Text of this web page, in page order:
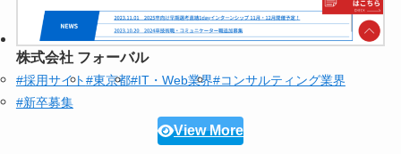
株式会社 フォーバル
#採用サイト#東京都#IT・Web業界#コンサルティング業界
#新卒募集
View More